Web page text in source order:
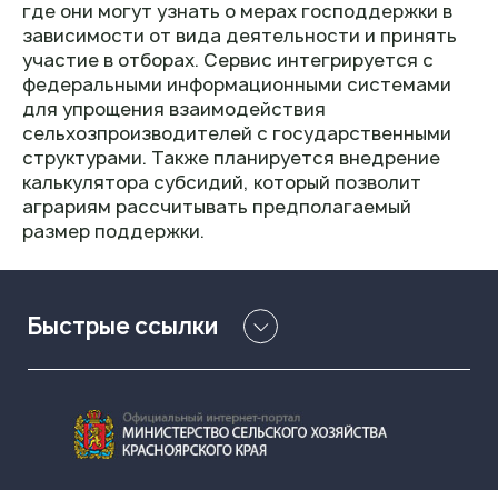
где они могут узнать о мерах господдержки в
зависимости от вида деятельности и принять
участие в отборах. Сервис интегрируется с
федеральными информационными системами
для упрощения взаимодействия
сельхозпроизводителей с государственными
структурами. Также планируется внедрение
калькулятора субсидий, который позволит
аграриям рассчитывать предполагаемый
размер поддержки.
Быстрые ссылки